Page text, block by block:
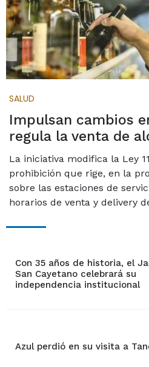
SALUD
Impulsan cambios
regula la venta de
La iniciativa modifica la Ley
prohibición que rige, en la
sobre las estaciones de
horarios de venta y delivery
Con 35 años de historia, el
San Cayetano celebrará su
independencia institucional
Azul perdió en su visita a